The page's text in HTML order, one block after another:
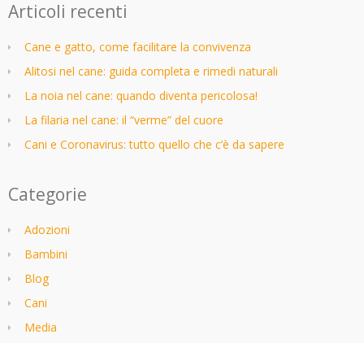
Articoli recenti
Cane e gatto, come facilitare la convivenza
Alitosi nel cane: guida completa e rimedi naturali
La noia nel cane: quando diventa pericolosa!
La filaria nel cane: il “verme” del cuore
Cani e Coronavirus: tutto quello che c’è da sapere
Categorie
Adozioni
Bambini
Blog
Cani
Media